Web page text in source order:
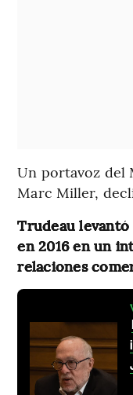
Un portavoz del
Marc Miller,
Trudeau levantó
en 2016 en un
relaciones